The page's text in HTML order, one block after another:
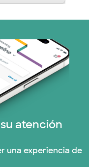
atención
una experiencia de